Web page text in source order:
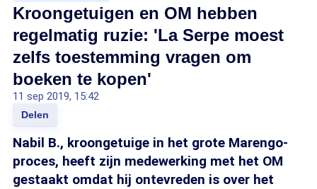
Kroongetuigen en OM hebben
regelmatig ruzie: 'La Serpe moest
zelfs toestemming vragen om
boeken te kopen'
11 sep 2019, 15:42
Delen
Nabil B., kroongetuige in het grote Marengo-
proces, heeft zijn medewerking met het OM
gestaakt omdat hij ontevreden is over het